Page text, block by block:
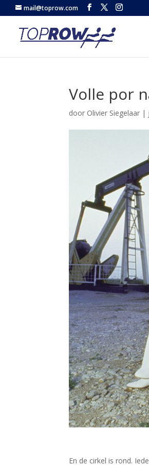
mail@toprow.com
Volle por
door Olivier Siegelaar |
En de cirkel is rond.